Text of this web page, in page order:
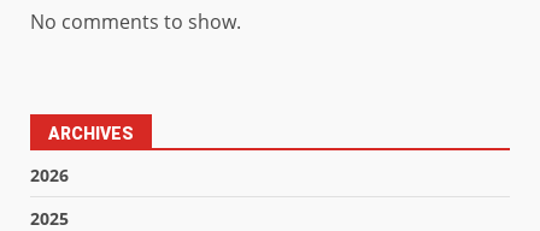
No comments to show.
ARCHIVES
2026
2025